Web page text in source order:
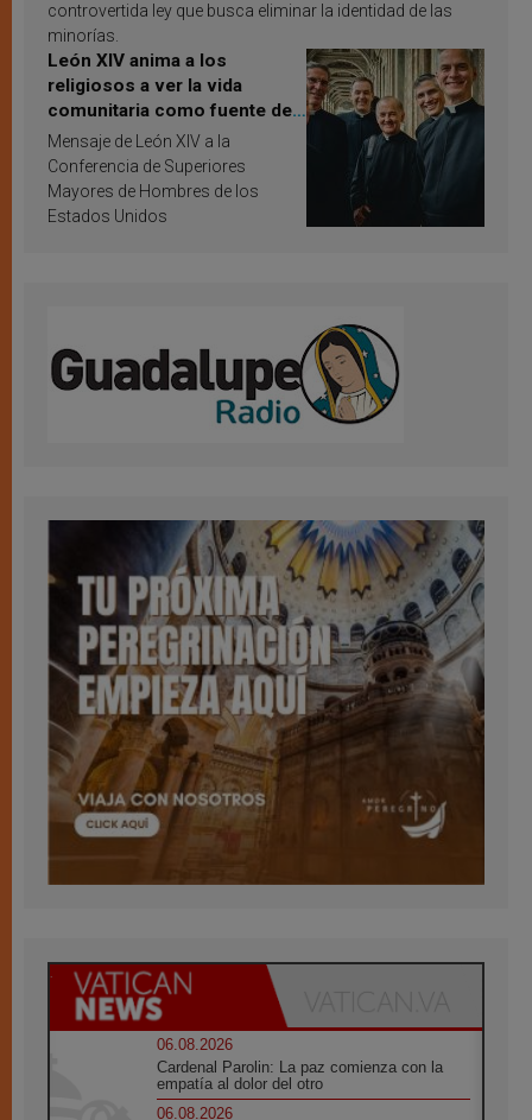
controvertida ley que busca eliminar la identidad de las
minorías.
León XIV anima a los
religiosos a ver la vida
comunitaria como fuente de
inspiración y santificación
Mensaje de León XIV a la
Conferencia de Superiores
Mayores de Hombres de los
Estados Unidos
06.08.2026
Cardenal Parolin: La paz comienza con la
empatía al dolor del otro
06.08.2026